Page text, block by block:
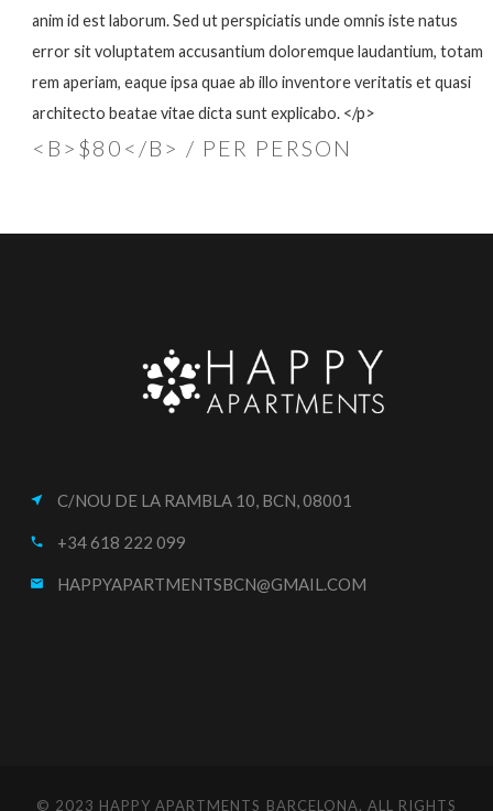
anim id est laborum. Sed ut perspiciatis unde omnis iste natus
error sit voluptatem accusantium doloremque laudantium, totam
rem aperiam, eaque ipsa quae ab illo inventore veritatis et quasi
architecto beatae vitae dicta sunt explicabo. </p>
<B>$80</B> / PER PERSON
near_me C/NOU DE LA RAMBLA 10, BCN, 08001
call +34 618 222 099
email HAPPYAPARTMENTSBCN@GMAIL.COM
© 2023 HAPPY APARTMENTS BARCELONA. ALL RIGHTS